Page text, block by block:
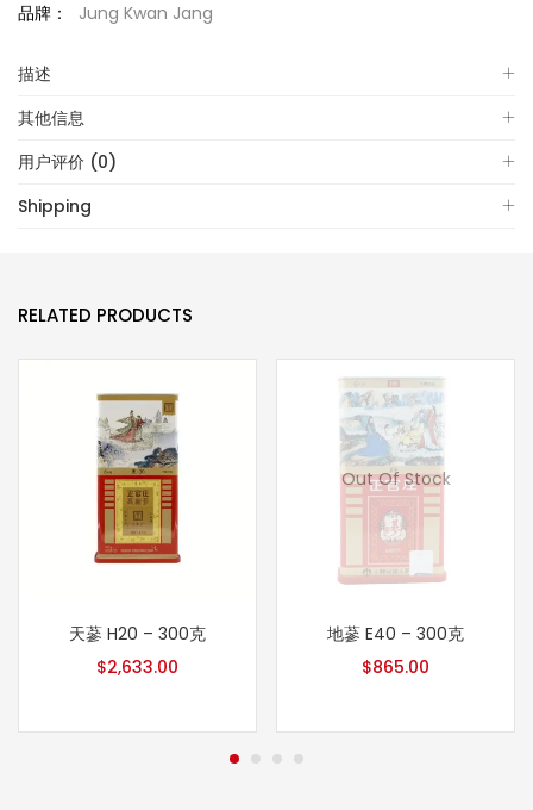
品牌：
Jung Kwan Jang
描述
其他信息
用户评价 (0)
Shipping
RELATED PRODUCTS
天蔘 H20 – 300克
$2,633.00
Out Of Stock
地蔘 E40 – 300克
$865.00